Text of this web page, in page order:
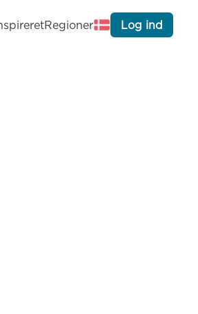
Regioner Log ind